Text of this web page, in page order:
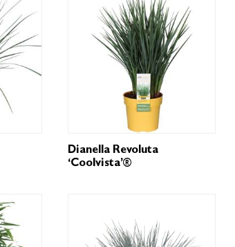
Dianella Revoluta
‘Coolvista’®